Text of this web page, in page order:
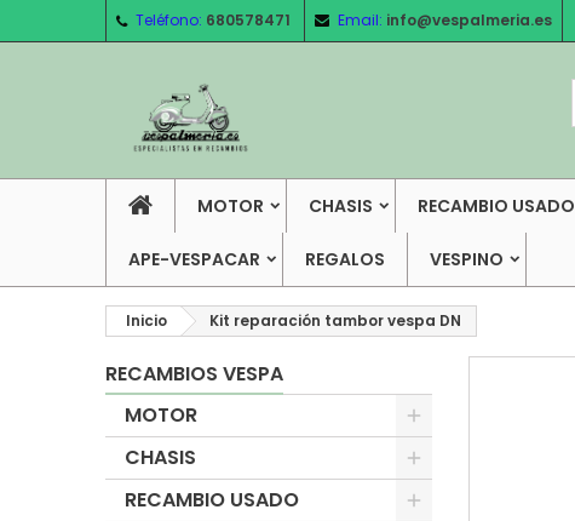
Teléfono: 680578471 Email: info@vespalmeria.es
MOTOR CHASIS RECAMBIO USADO
APE-VESPACAR REGALOS VESPINO
Inicio Kit reparación tambor vespa DN
RECAMBIOS VESPA
MOTOR
CHASIS
RECAMBIO USADO